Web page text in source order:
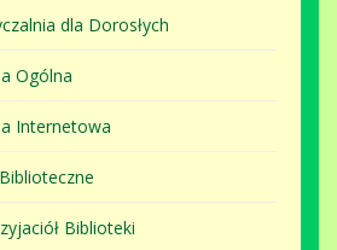
dla Dorosłych
Ogólna
Internetowa
Biblioteki